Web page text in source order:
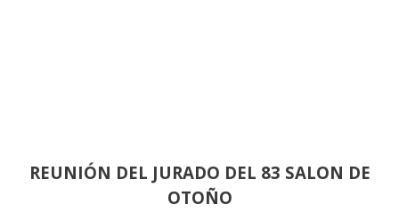
REUNIÓN DEL JURADO DEL 83 SALON DE
OTOÑO